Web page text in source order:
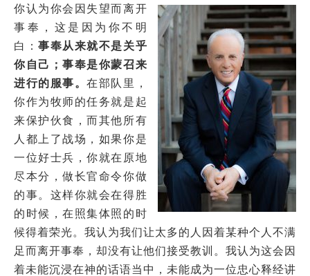
你认为你会因失望而离开
事奉，这是因为你不明
白：事奉从来就不是关乎
你自己；事奉是你蒙召来
进行的服事。在部队里，
你作为牧师的任务就是起
来保护伙食，而其他所有
人都上了战场，如果你是
一位好士兵，你就在原地
尽本分，做长官命令你做
的事。这样你就会在得胜
的时候，在照集体照的时
候得着荣光。我认为我们让太多的人因着某种个人不满
足而离开事奉，却没有让他们接受教训。我认为这会因
着未能沉浸在神的话语当中，未能成为一位忠心释经讲